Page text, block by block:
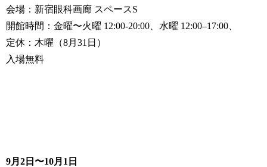
会場：新宿眼科画廊 スペースS
開館時間：金曜〜火曜 12:00-20:00、水曜 12:00‒17:00、
定休：木曜（8月31日）
入場無料
9月2日〜10月1日